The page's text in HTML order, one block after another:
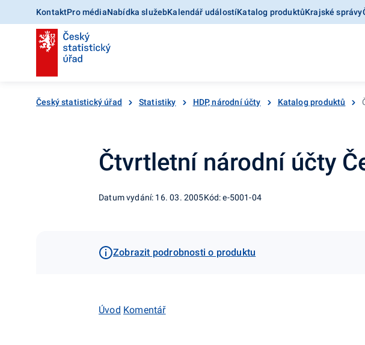
KontaktPro médiaNabídka služebKalendář událostíKatalog produktůKrajské správy
Český statistický úřad Statistiky HDP, národní účty Katalog produktů
Čtvrtletní národní účty
Datum vydání: 16. 03. 2005Kód: e-5001-04
Zobrazit podrobnosti o produktu
Úvod Komentář